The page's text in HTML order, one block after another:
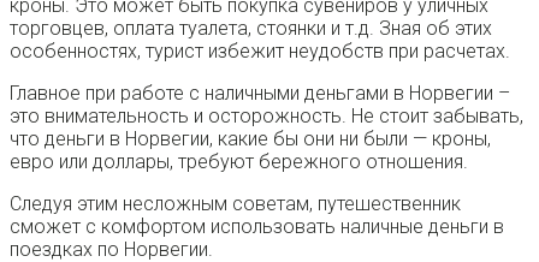
кроны. Это может быть покупка сувениров у уличных
торговцев, оплата туалета, стоянки и т.д. Зная об этих
особенностях, турист избежит неудобств при расчетах.
Главное при работе с наличными деньгами в Норвегии –
это внимательность и осторожность. Не стоит забывать,
что деньги в Норвегии, какие бы они ни были — кроны,
евро или доллары, требуют бережного отношения.
Следуя этим несложным советам, путешественник
сможет с комфортом использовать наличные деньги в
поездках по Норвегии.